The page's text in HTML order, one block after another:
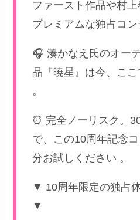
ファースト作品や村上
プレミアムな独占コ
🎧 湊かなえ氏のオー
品『暁星』は今、こ
。
⏰ 完全ノーリスク。
で、この10周年記念
分お試しください 。
▼ 10周年限定の独占
▼